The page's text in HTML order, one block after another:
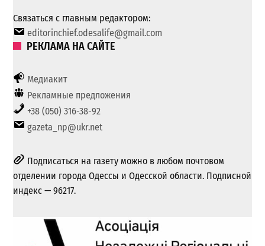
Связаться с главным редактором:
editorinchief.odesalife@gmail.com
РЕКЛАМА НА САЙТЕ
Медиакит
Рекламные предложения
+38 (050) 316-38-92
gazeta_np@ukr.net
Подписаться на газету можно в любом почтовом
отделении города Одессы и Одесской области. Подписной
индекс — 96217.